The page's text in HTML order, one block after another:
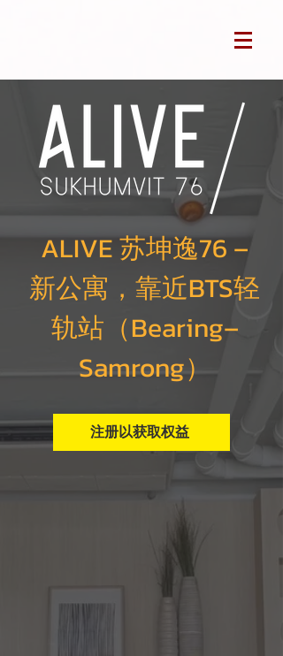
ALIVE 苏坤逸76 –
新公寓，靠近BTS轻
轨站（Bearing–
Samrong）
注册以获取权益